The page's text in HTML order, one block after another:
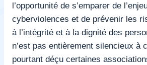
l’opportunité de s’emparer de
cyberviolences et de prévenir les
à l’intégrité et à la dignité des
n’est pas entièrement silencieux à
pourtant déçu certaines